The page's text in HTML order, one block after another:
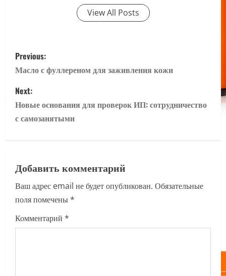
View All Posts
P
o
s
t
v
i
g
Previous:
Масло с фуллереном для заживления кожи
Next:
Новые основания для проверок ИП: сотрудничество
с самозанятыми
Добавить комментарий
Ваш адрес email не будет опубликован. Обязательные
поля помечены*
Комментарий *